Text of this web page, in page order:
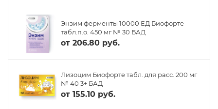
Энзим ферменты 10000 ЕД Биофорте
табл.п.о. 450 мг № 30 БАД
от 206.80 руб.
Лизоцим Биофорте табл. для расс. 200 мг
№ 40 3+ БАД
от 155.10 руб.